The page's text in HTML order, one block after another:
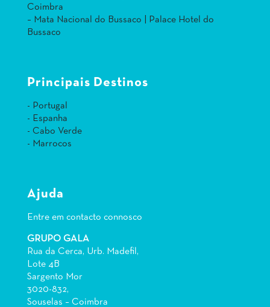
Coimbra
– Mata Nacional do Bussaco | Palace Hotel do
Bussaco
Principais Destinos
- Portugal
- Espanha
- Cabo Verde
- Marrocos
Ajuda
Entre em contacto connosco
GRUPO GALA
Rua da Cerca, Urb. Madefil,
Lote 4B
Sargento Mor
3020-832,
Souselas – Coimbra